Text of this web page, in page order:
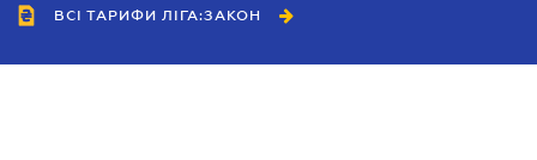
ВСІ ТАРИФИ ЛІГА:ЗАКОН